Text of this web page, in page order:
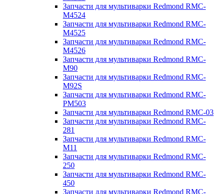
Запчасти для мультиварки Redmond RMC-
M4524
Запчасти для мультиварки Redmond RMC-
M4525
Запчасти для мультиварки Redmond RMC-
M4526
Запчасти для мультиварки Redmond RMC-
M90
Запчасти для мультиварки Redmond RMC-
M92S
Запчасти для мультиварки Redmond RMC-
PM503
Запчасти для мультиварки Redmond RMC-03
Запчасти для мультиварки Redmond RMC-
281
Запчасти для мультиварки Redmond RMC-
M11
Запчасти для мультиварки Redmond RMC-
250
Запчасти для мультиварки Redmond RMC-
450
Запчасти для мультиварки Redmond RMC-